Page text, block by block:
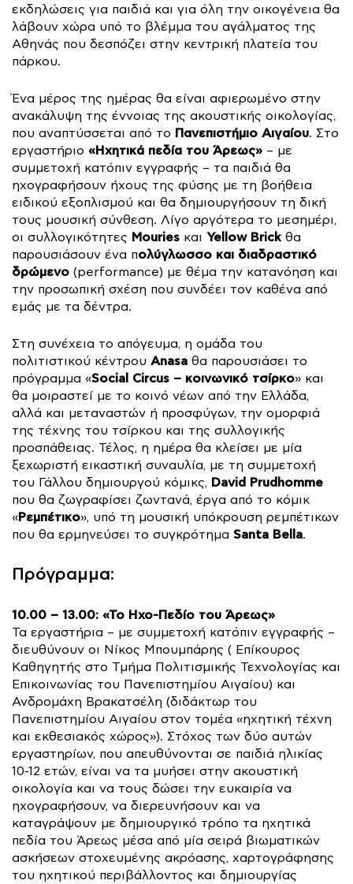
εκδηλώσεις για παιδιά και για όλη την οικογένεια θα
λάβουν χώρα υπό το βλέμμα του αγάλματος της
Αθηνάς που δεσπόζει στην κεντρική πλατεία του
πάρκου.
Ένα μέρος της ημέρας θα είναι αφιερωμένο στην
ανακάλυψη της έννοιας της ακουστικής οικολογίας,
που αναπτύσσεται από το Πανεπιστήμιο Αιγαίου. Στο
εργαστήριο «Ηχητικά πεδία του Άρεως» – με
συμμετοχή κατόπιν εγγραφής – τα παιδιά θα
ηχογραφήσουν ήχους της φύσης με τη βοήθεια
ειδικού εξοπλισμού και θα δημιουργήσουν τη δική
τους μουσική σύνθεση. Λίγο αργότερα το μεσημέρι,
οι συλλογικότητες Mouries και Yellow Brickθα
παρουσιάσουν ένα πολύγλωσσο και διαδραστικό
δρώμενο (performance) με θέμα την κατανόηση και
την προσωπική σχέση που συνδέει τον καθένα από
εμάς με τα δέντρα.
Στη συνέχεια το απόγευμα, η ομάδα του
πολιτιστικού κέντρου Anasa θα παρουσιάσει το
πρόγραμμα «Social Circus – κοινωνικό τσίρκο» και
θα μοιραστεί με το κοινό νέων από την Ελλάδα,
αλλά και μεταναστών ή προσφύγων, την ομορφιά
της τέχνης του τσίρκου και της συλλογικής
προσπάθειας. Τέλος, η ημέρα θα κλείσει με μία
ξεχωριστή εικαστική συναυλία, με τη συμμετοχή
του Γάλλου δημιουργού κόμικς, David Prudhomme
που θα ζωγραφίσει ζωντανά, έργα από το κόμικ
«Ρεμπέτικο», υπό τη μουσική υπόκρουση ρεμπέτικων
που θα ερμηνεύσει το συγκρότημα Santa Bella.
Πρόγραμμα:
10.00 – 13.00: «Το Ηχο-Πεδίο του Άρεως»
Τα εργαστήρια – με συμμετοχή κατόπιν εγγραφής –
διευθύνουν οι Νίκος Μπουμπάρης ( Επίκουρος
Καθηγητής στο Τμήμα Πολιτισμικής Τεχνολογίας και
Επικοινωνίας του Πανεπιστημίου Αιγαίου) και
Ανδρομάχη Βρακατσέλη (διδάκτωρ του
Πανεπιστημίου Αιγαίου στον τομέα «ηχητική τέχνη
και εκθεσιακός χώρος»). Στόχος των δύο αυτών
εργαστηρίων, που απευθύνονται σε παιδιά ηλικίας
10-12 ετών, είναι να τα μυήσει στην ακουστική
οικολογία και να τους δώσει την ευκαιρία να
ηχογραφήσουν, να διερευνήσουν και να
καταγράψουν με δημιουργικό τρόπο τα ηχητικά
πεδία του Άρεως μέσα από μία σειρά βιωματικών
ασκήσεων στοχευμένης ακρόασης, χαρτογράφησης
του ηχητικού περιβάλλοντος και δημιουργίας